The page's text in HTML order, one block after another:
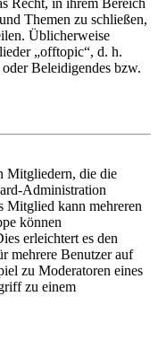
Recht, in ihrem Bereich
Themen zu schließen,
Üblicherweise
„offtopic“, d. h.
Beleidigendes bzw.
Mitgliedern, die die
Administration
Mitglied kann mehreren
können
erleichtert es den
mehrere Benutzer auf
zu Moderatoren eines
zu einem